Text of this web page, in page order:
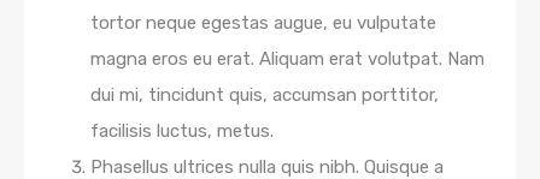
tortor neque egestas augue, eu vulputate
magna eros eu erat. Aliquam erat volutpat. Nam
dui mi, tincidunt quis, accumsan porttitor,
facilisis luctus, metus.
Phasellus ultrices nulla quis nibh. Quisque a